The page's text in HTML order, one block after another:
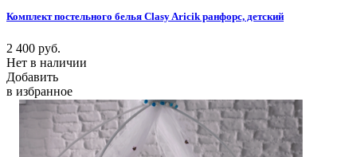
Комплект постельного белья Clasy Aricik ранфорс, детский
2 400 руб.
Нет в наличии
Добавить
в избранное